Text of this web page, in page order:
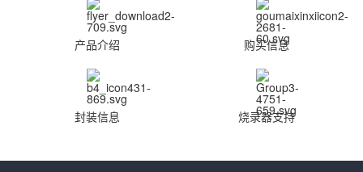
产品介绍 购买信息
封装信息 烧录器支持